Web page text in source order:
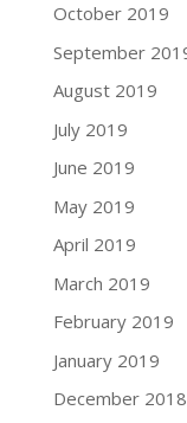
October 2019
September
August 2019
July 2019
June 2019
May 2019
April 2019
March 2019
February 2019
January 2019
December 2018